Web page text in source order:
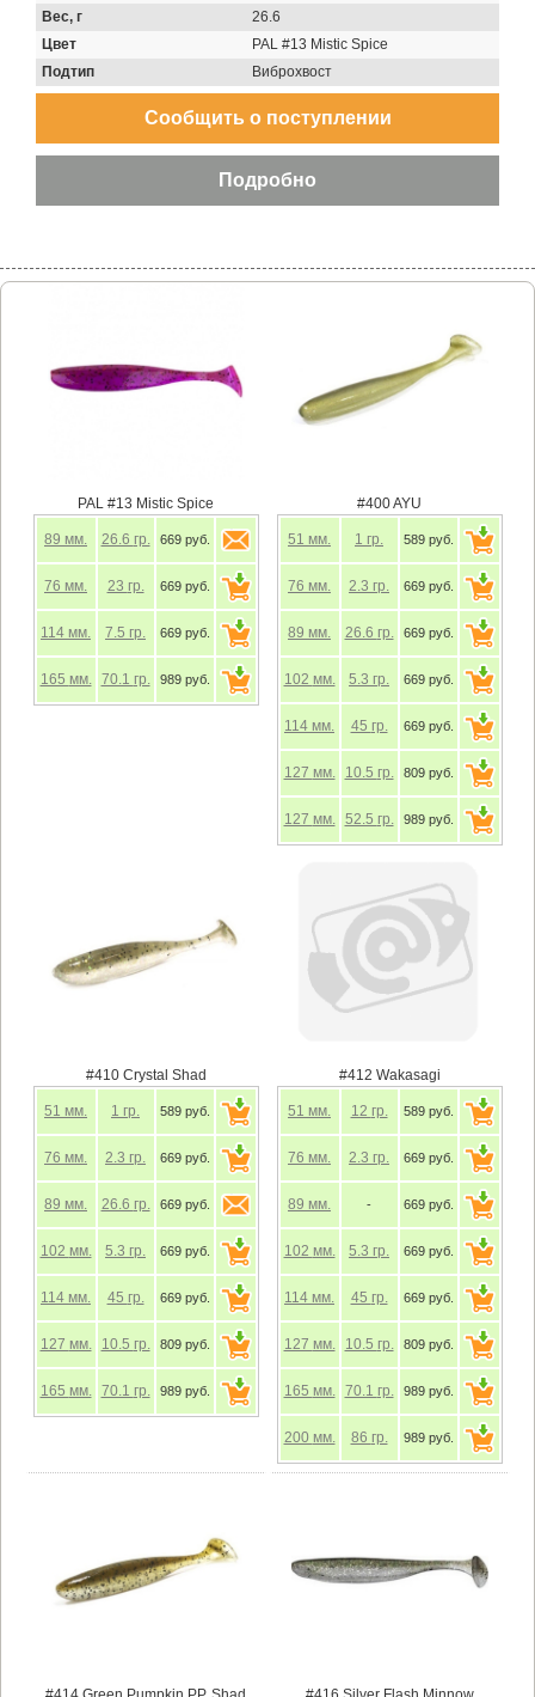
Вес, г
26.6
Цвет
PAL #13 Mistic Spice
Подтип
Виброхвост
PAL #13 Mistic Spice
89 мм. 26.6 гр. 669 руб.
76 мм. 23 гр. 669 руб.
114 мм. 7.5 гр. 669 руб.
165 мм. 70.1 гр. 989 руб.
#400 AYU
51 мм. 1 гр. 589 руб.
76 мм. 2.3 гр. 669 руб.
89 мм. 26.6 гр. 669 руб.
102 мм. 5.3 гр. 669 руб.
114 мм. 45 гр. 669 руб.
127 мм. 10.5 гр. 809 руб.
127 мм. 52.5 гр. 989 руб.
#410 Crystal Shad
51 мм. 1 гр. 589 руб.
76 мм. 2.3 гр. 669 руб.
89 мм. 26.6 гр. 669 руб.
102 мм. 5.3 гр. 669 руб.
114 мм. 45 гр. 669 руб.
127 мм. 10.5 гр. 809 руб.
165 мм. 70.1 гр. 989 руб.
#412 Wakasagi
51 мм. 12 гр. 589 руб.
76 мм. 2.3 гр. 669 руб.
89 мм. - 669 руб.
102 мм. 5.3 гр. 669 руб.
114 мм. 45 гр. 669 руб.
127 мм. 10.5 гр. 809 руб.
165 мм. 70.1 гр. 989 руб.
200 мм. 86 гр. 989 руб.